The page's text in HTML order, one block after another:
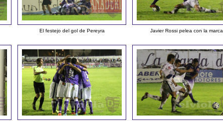
El festejo del gol de Pereyra Javier Rossi pelea con la marca